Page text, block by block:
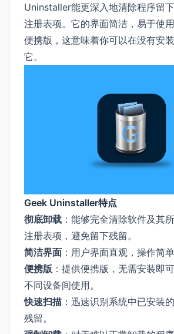
Uninstaller能更深入地清除程序留
注册表项。它的界面简洁，易于使
便携版，这意味着你可以在没有安
它。
Geek Uninstaller特点
彻底卸载 ：能够完全清除软件及其
注册表项，避免留下残留。
简洁界面 ：用户界面直观，操作简
便携版 ：提供便携版，无需安装即
不同设备间使用。
快速扫描 ：迅速识别系统中已安装
残留。